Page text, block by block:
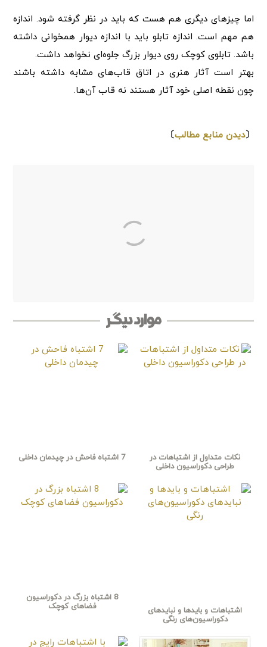
اما چیزهای دیگری هم هست که باید در نظر گرفته شود. اندازه
هم مهم است. اندازه تابلو باید با اندازه دیوار همخوانی داشته
باشد. تابلوی کوچک روی دیوار بزرگ جلوه‌ای نخواهد داشت.
بهتر است آثار هنری در اتاق قاب‌های مشابه داشته باشند
چون نقطه اصلی خود آثار هستند نه قاب آن‌ها.
〔دیدن منابع مطالب〕
موارد دیگر
نکات متداول از اشتباهات در
طراحی دکوراسیون داخلی
7 اشتباه فاحش در چیدمان داخلی
اشتباهات و بایدها و نبایدهای
دکوراسیون‌های رنگی
8 اشتباه بزرگ در دکوراسیون
فضاهای کوچک